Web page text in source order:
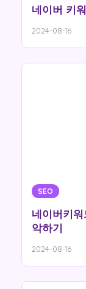
네이버 키
2024-08-16
SEO
네이버키
악하기
2024-08-16